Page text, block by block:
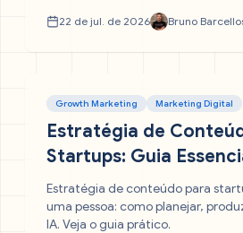
22 de jul. de 2026 Bruno
Growth Marketing Marketing Digital
Estratégia de
Startups: Guia
Estratégia de conteúdo para
uma pessoa: como planejar,
IA. Veja o guia prático.